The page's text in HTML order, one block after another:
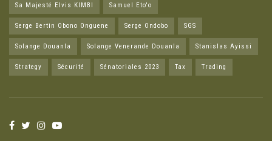
Sa Majesté Elvis KIMBI Samuel Eto'o
Serge Bertin Obono Onguene Serge Ondobo SGS
Solange Douanla Solange Venerande Douanla Stanislas Ayissi
Strategy Sécurité Sénatoriales 2023 Tax Trading